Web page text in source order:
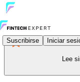
Suscribirse Iniciar
Lee